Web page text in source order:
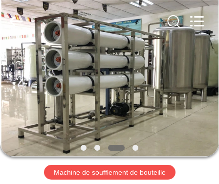
MAISON
PRODUITS
AU
SUJET
DE
NOUS
Guangzhou
Kai
Yuan
Water
Equipment
Co.,
Ltd..
All
Rights
Reserved.
Machine de soufflement de bouteille